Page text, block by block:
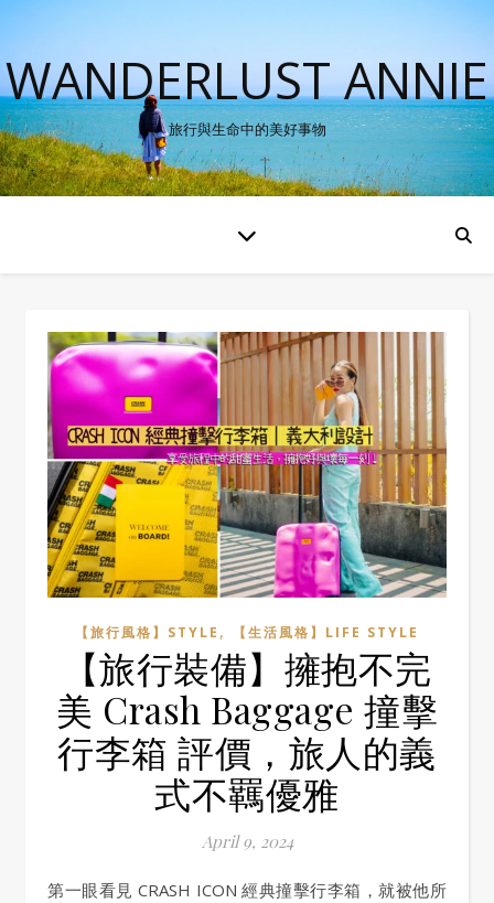
WANDERLUST ANNIE
旅行與生命中的美好事物
【旅行風格】STYLE , 【生活風格】LIFE STYLE
【旅行裝備】擁抱不完
美 Crash Baggage 撞擊
行李箱 評價，旅人的義
式不羈優雅
April 9, 2024
第一眼看見 CRASH ICON 經典撞擊行李箱，就被他所